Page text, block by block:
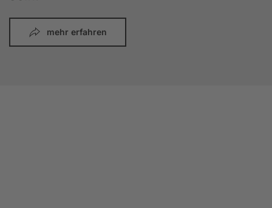
mehr erfahren